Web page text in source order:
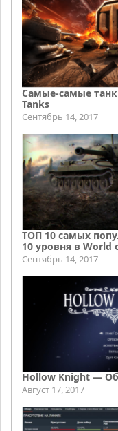
Самые-самые
Tanks
Сентябрь 14, 2017
ТОП 10 самых
10 уровня в World
Сентябрь 14, 2017
Hollow Knight —
Август 17, 2017